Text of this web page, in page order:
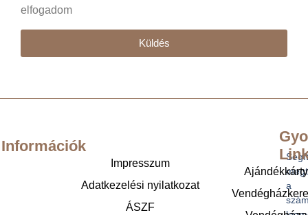
elfogadom
Küldés
a
Információk
Impresszum
Adatkezelési nyilatkozat
ÁSZF